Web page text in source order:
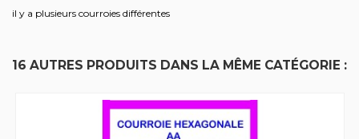
il y a plusieurs courroies différentes
16 AUTRES PRODUITS DANS LA MÊME CATÉGORIE :